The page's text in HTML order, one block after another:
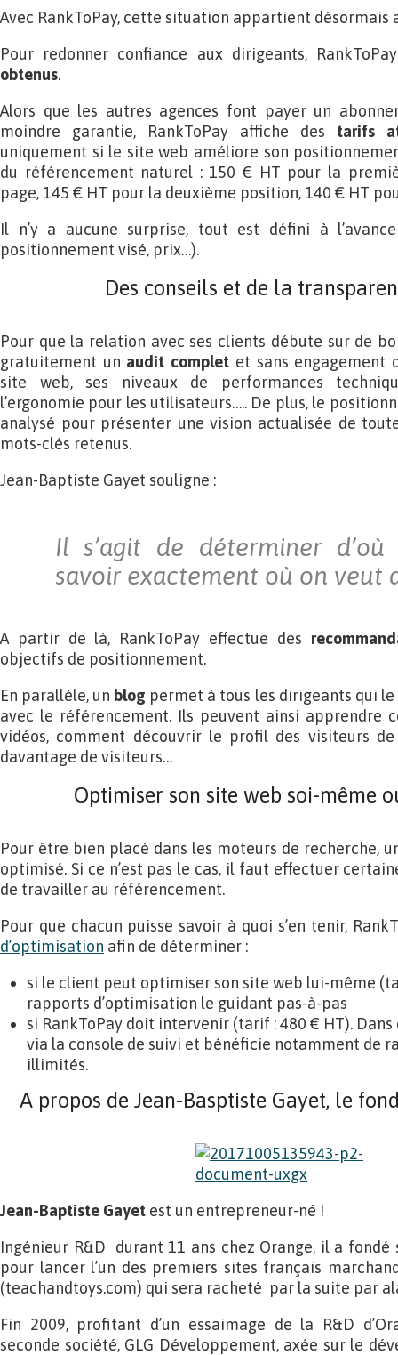
Avec RankToPay, cette situation appartient désormais
Pour redonner confiance aux dirigeants,
obtenus.
Alors que les autres agences font payer un
moindre garantie, RankToPay affiche des tarifs
uniquement si le site web améliore son
du référencement naturel : 150 € HT pour la
page, 145 € HT pour la deuxième position, 140 € HT
Il n’y a aucune surprise, tout est défini à
positionnement visé, prix…).
Des conseils et de la
Pour que la relation avec ses clients débute sur de
gratuitement un audit complet et sans engagement
site web, ses niveaux de performances
l’ergonomie pour les utilisateurs….. De plus, le
analysé pour présenter une vision actualisée de
mots-clés retenus.
Jean-Baptiste Gayet souligne :
Il s’agit de déterminer
savoir exactement où on veut
A partir de là, RankToPay effectue des
objectifs de positionnement.
En parallèle, un blog permet à tous les dirigeants qui
avec le référencement. Ils peuvent ainsi apprendre
vidéos, comment découvrir le profil des visiteurs
davantage de visiteurs…
Optimiser son site web soi-même
Pour être bien placé dans les moteurs de recherche,
optimisé. Si ce n’est pas le cas, il faut effectuer
de travailler au référencement.
Pour que chacun puisse savoir à quoi s’en tenir,
d’optimisation afin de déterminer :
si le client peut optimiser son site web lui-même
rapports d’optimisation le guidant pas-à-pas
si RankToPay doit intervenir (tarif : 480 € HT).
via la console de suivi et bénéficie notamment de
illimités.
A propos de Jean-Basptiste Gayet, le
Jean-Baptiste Gayet est un entrepreneur-né !
Ingénieur R&D durant 11 ans chez Orange, il a
pour lancer l’un des premiers sites français
(teachandtoys.com) qui sera racheté par la suite par
Fin 2009, profitant d’un essaimage de la R&D
seconde société, GLG Développement, axée sur le